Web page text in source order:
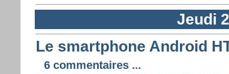
Jeudi
Le smartphone Android
6 commentaires ...